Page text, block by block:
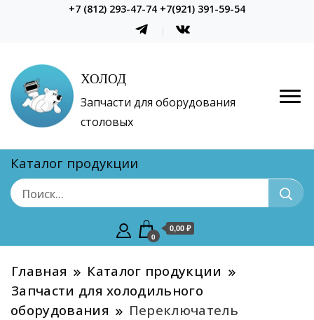
+7 (812) 293-47-74 +7(921) 391-59-54
ХОЛОД
Запчасти для оборудования
столовых
Каталог продукции
0
0,00 ₽
Главная
Каталог продукции
Запчасти для холодильного
оборудования
Переключатель